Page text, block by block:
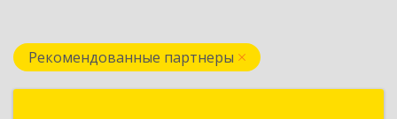
Рекомендованные партнеры